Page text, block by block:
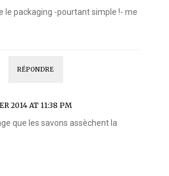
le packaging -pourtant simple !- me
RÉPONDRE
2014 AT 11:38 PM
que les savons assèchent la